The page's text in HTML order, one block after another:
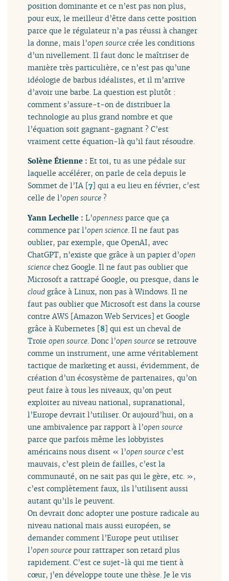
position dominante et ce n’est pas non plus,
pour eux, le meilleur d’être dans cette position
parce que le régulateur n’a pas réussi à changer
la donne, mais l’open source crée les conditions
d’un nivellement. Il faut donc le maîtriser de
manière très particulière, ce n’est pas qu’une
idéologie de barbus idéalistes, et il m’arrive
d’avoir une barbe. La question est plutôt :
comment s’assure-t-on de distribuer la
technologie au plus grand nombre et que
l’équation soit gagnant-gagnant ? C’est
vraiment cette équation-là qu’il faut résoudre.
Solène Étienne :Et toi, tu as une pédale sur
laquelle accélérer, on parle de cela depuis le
Sommet de l’IA [7] qui a eu lieu en février, c’est
celle de l’open source ?
Yann Lechelle :L’openness parce que ça
commence par l’open science . Il ne faut pas
oublier, par exemple, que OpenAI, avec
ChatGPT, n’existe que grâce à un papier d’open
science chez Google. Il ne faut pas oublier que
Microsoft a rattrapé Google, ou presque, dans le
cloud grâce à Linux, non pas à Windows. Il ne
faut pas oublier que Microsoft est dans la course
contre AWS [Amazon Web Services] et Google
grâce à Kubernetes [8] qui est un cheval de
Troieopen source . Donc l’open source se retrouve
comme un instrument, une arme véritablement
tactique de marketing et aussi, évidemment, de
création d’un écosystème de partenaires, qu’on
peut faire à tous les niveaux, qu’on peut
exploiter au niveau national, supranational,
l’Europe devrait l’utiliser. Or aujourd’hui, on a
une ambivalence par rapport à l’open source
parce que parfois même les lobbyistes
américains nous disent « l’open source c’est
mauvais, c’est plein de failles, c’est la
communauté, on ne sait pas qui le gère, etc. »,
c’est complètement faux, ils l’utilisent aussi
autant qu’ils le peuvent.
On devrait donc adopter une posture radicale au
niveau national mais aussi européen, se
demander comment l’Europe peut utiliser
l’open source pour rattraper son retard plus
rapidement. C’est ce sujet-là qui me tient à
cœur, j’en développe toute une thèse. Je le vis